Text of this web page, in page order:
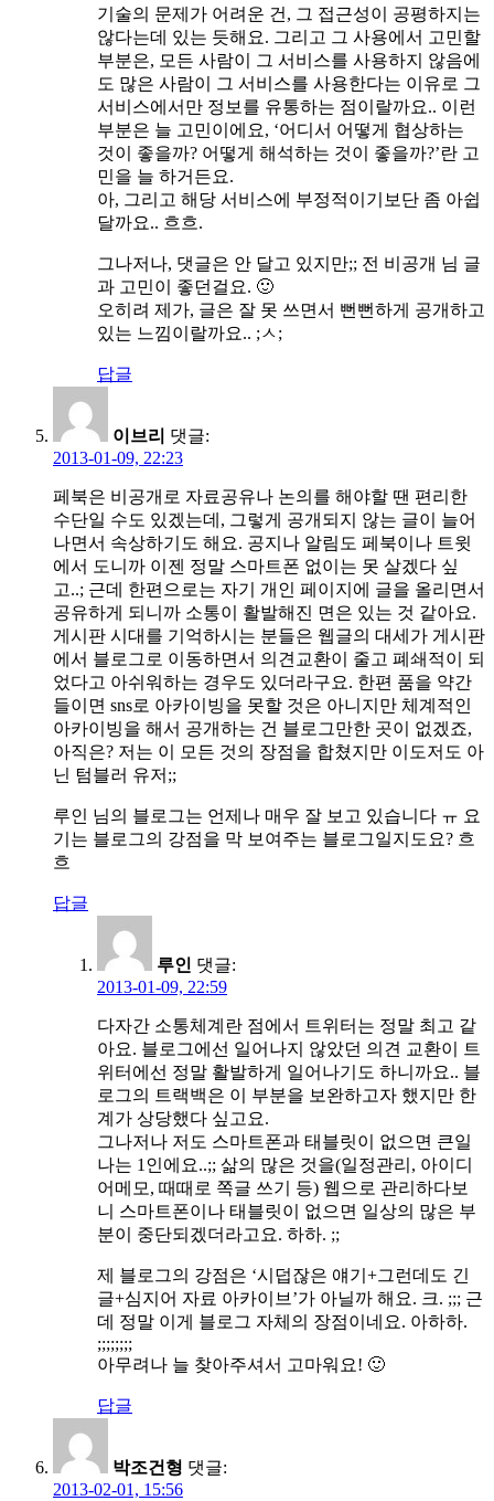
기술의 문제가 어려운 건, 그 접근성이 공평하지는
않다는데 있는 듯해요. 그리고 그 사용에서 고민할
부분은, 모든 사람이 그 서비스를 사용하지 않음에
도 많은 사람이 그 서비스를 사용한다는 이유로 그
서비스에서만 정보를 유통하는 점이랄까요.. 이런
부분은 늘 고민이에요, ‘어디서 어떻게 협상하는
것이 좋을까? 어떻게 해석하는 것이 좋을까?’란 고
민을 늘 하거든요.
아, 그리고 해당 서비스에 부정적이기보단 좀 아쉽
달까요.. 흐흐.
그나저나, 댓글은 안 달고 있지만;; 전 비공개 님 글
과 고민이 좋던걸요. 🙂
오히려 제가, 글은 잘 못 쓰면서 뻔뻔하게 공개하고
있는 느낌이랄까요.. ;ㅅ;
답글
이브리 댓글:
2013-01-09, 22:23
페북은 비공개로 자료공유나 논의를 해야할 땐 편리한
수단일 수도 있겠는데, 그렇게 공개되지 않는 글이 늘어
나면서 속상하기도 해요. 공지나 알림도 페북이나 트윗
에서 도니까 이젠 정말 스마트폰 없이는 못 살겠다 싶
고..; 근데 한편으로는 자기 개인 페이지에 글을 올리면서
공유하게 되니까 소통이 활발해진 면은 있는 것 같아요.
게시판 시대를 기억하시는 분들은 웹글의 대세가 게시판
에서 블로그로 이동하면서 의견교환이 줄고 폐쇄적이 되
었다고 아쉬워하는 경우도 있더라구요. 한편 품을 약간
들이면 sns로 아카이빙을 못할 것은 아니지만 체계적인
아카이빙을 해서 공개하는 건 블로그만한 곳이 없겠죠,
아직은? 저는 이 모든 것의 장점을 합쳤지만 이도저도 아
닌 텀블러 유저;;
루인 님의 블로그는 언제나 매우 잘 보고 있습니다 ㅠ 요
기는 블로그의 강점을 막 보여주는 블로그일지도요? 흐
흐
답글
루인 댓글:
2013-01-09, 22:59
다자간 소통체계란 점에서 트위터는 정말 최고 같
아요. 블로그에선 일어나지 않았던 의견 교환이 트
위터에선 정말 활발하게 일어나기도 하니까요.. 블
로그의 트랙백은 이 부분을 보완하고자 했지만 한
계가 상당했다 싶고요.
그나저나 저도 스마트폰과 태블릿이 없으면 큰일
나는 1인에요..;; 삶의 많은 것을(일정관리, 아이디
어메모, 때때로 쪽글 쓰기 등) 웹으로 관리하다보
니 스마트폰이나 태블릿이 없으면 일상의 많은 부
분이 중단되겠더라고요. 하하. ;;
제 블로그의 강점은 ‘시덥잖은 얘기+그런데도 긴
글+심지어 자료 아카이브’가 아닐까 해요. 크. ;;; 근
데 정말 이게 블로그 자체의 장점이네요. 아하하.
;;;;;;;;
아무려나 늘 찾아주셔서 고마워요! 🙂
답글
박조건형 댓글:
2013-02-01, 15:56